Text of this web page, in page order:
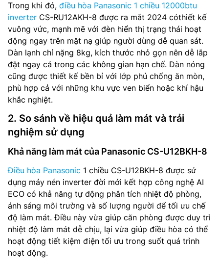
Trong khi đó, điều hòa Panasonic 1 chiều 12000btu
inverter CS-RU12AKH-8 được ra mắt 2024 cóthiết kế
vuông vức, mạnh mẽ với đèn hiển thị trạng thái hoạt
động ngay trên mặt nạ giúp người dùng dễ quan sát.
Dàn lạnh chỉ nặng 8kg, kích thước nhỏ gọn nên dễ lắp
đặt ngay cả trong các không gian hạn chế. Dàn nóng
cũng được thiết kế bền bỉ với lớp phủ chống ăn mòn,
phù hợp cả với những khu vực ven biển hoặc khí hậu
khắc nghiệt.
2. So sánh về hiệu quả làm mát và trải
nghiệm sử dụng
Khả năng làm mát của Panasonic CS-U12BKH-8
Điều hòa Panasonic 1 chiều CS-U12BKH-8 được sử
dụng máy nén inverter đời mới kết hợp công nghệ AI
ECO có khả năng tự động phân tích nhiệt độ phòng,
ánh sáng môi trường và số lượng người để tối ưu chế
độ làm mát. Điều này vừa giúp căn phòng được duy trì
nhiệt độ làm mát dễ chịu, lại vừa giúp điều hòa có thể
hoạt động tiết kiệm điện tối ưu trong suốt quá trình
hoạt động.